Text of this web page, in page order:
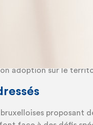
adoption sur le
bruxelloises proposant